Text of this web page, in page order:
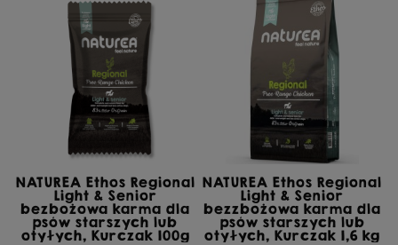
NATUREA Ethos Regional
Light & Senior
bezbożowa karma dla
psów starszych lub
otyłych, Kurczak 100g
NATUREA Ethos Regional
Light & Senior
bezzbożowa karma dla
psów starszych lub
otyłych, Kurczak 1,6 kg